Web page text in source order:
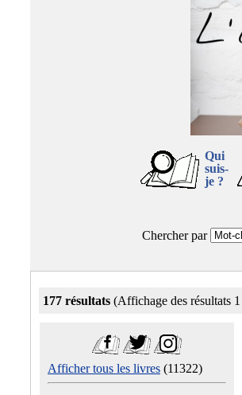
Qui
suis-
je ?
Chercher par
177 résultats (Affichage des résultats
Afficher tous les livres (11322)